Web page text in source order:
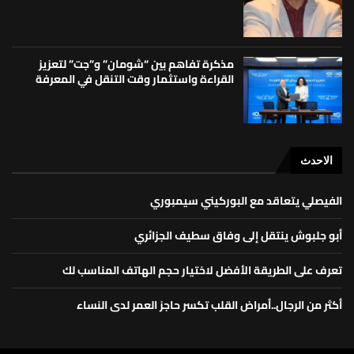
مذكرة تفاهم بين “شومان” و”جت” لتعزيز
القراءة واستثمار وقت التنقل في المعرفة
الاحدث
الفيصلي يتعاقد مع البوركيني سيمبوري
أبو جلبوش ينتقل إلى وفاق سطيف الجزائري
تعرف على الطريقة الأفضل لاختيار حجم الهاتف المناسب لك
أكثر من الرجال..أمراض القلب تكسر حاجز العمر لدى النساء